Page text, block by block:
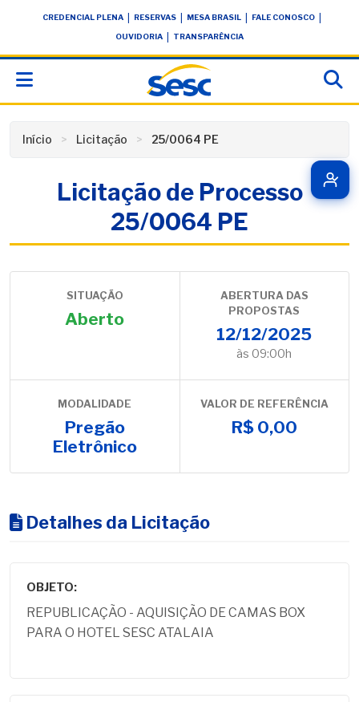
conteúdoCREDENCIAL PLENA RESERVAS MESA BRASIL FALE CONOSCO
OUVIDORIA TRANSPARÊNCIA
Início Licitação 25/0064 PE
Licitação de Processo
25/0064 PE
SITUAÇÃO
Aberto
ABERTURA DAS
PROPOSTAS
12/12/2025
às 09:00h
MODALIDADE
Pregão
Eletrônico
VALOR DE REFERÊNCIA
R$ 0,00
Detalhes da Licitação
OBJETO:
REPUBLICAÇÃO - AQUISIÇÃO DE CAMAS BOX
PARA O HOTEL SESC ATALAIA